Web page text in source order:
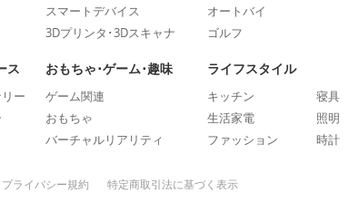
スマートデバイス
3Dプリンタ･3Dスキャナ
オートバイ
ゴルフ
ス
ー
おもちゃ･ゲーム･趣味
ゲーム関連
おもちゃ
バーチャルリアリティ
ライフスタイル
キッチン
生活家電
ファッション
寝具
照明
時計
プライバシー規約 特定商取引法に基づく表示